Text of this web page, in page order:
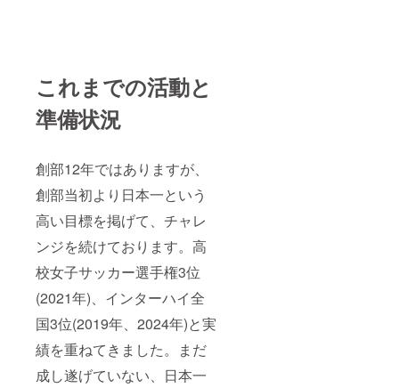
これまでの活動と
準備状況
創部12年ではありますが、
創部当初より日本一という
高い目標を掲げて、チャレ
ンジを続けております。高
校女子サッカー選手権3位
(2021年)、インターハイ全
国3位(2019年、2024年)と実
績を重ねてきました。まだ
成し遂げていない、日本一